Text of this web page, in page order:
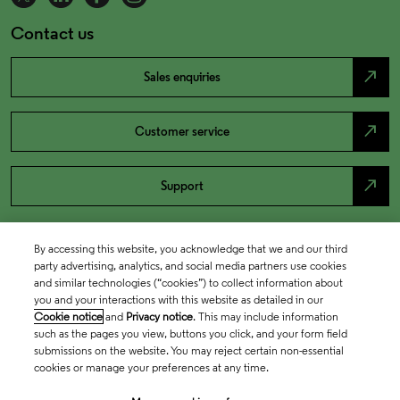
Contact us
Sales enquiries north_east
Customer service north_east
Support north_east
By accessing this website, you acknowledge that we and our third
party advertising, analytics, and social media partners use cookies
and similar technologies (“cookies”) to collect information about
you and your interactions with this website as detailed in our
Cookie notice and Privacy notice. This may include information
such as the pages you view, buttons you click, and your form field
submissions on the website. You may reject certain non-essential
cookies or manage your preferences at any time.